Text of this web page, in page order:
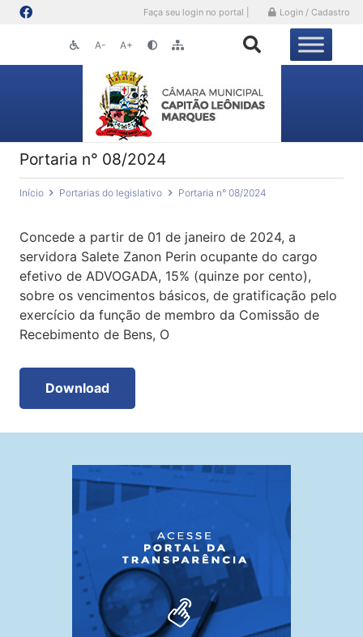
Faça seu login no portal | Login / Cadastro
A- A+
Portaria n° 08/2024
Início Portarias do legislativo Portaria n° 08/2024
Concede a partir de 01 de janeiro de 2024, a
servidora Salete Zanon Perin ocupante do cargo
efetivo de ADVOGADA, 15% (quinze por cento),
sobre os vencimentos básicos, de gratificação pelo
exercício da função de membro da Comissão de
Recebimento de Bens, O
Download